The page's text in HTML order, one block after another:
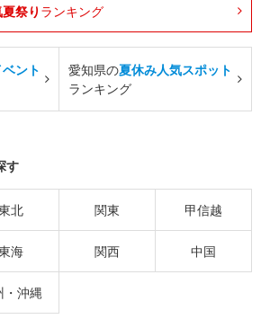
祭り ランキング
ント
愛知県の夏休み人気スポット
ランキング
す
北 関東 甲信越
海 関西 中国
・沖縄